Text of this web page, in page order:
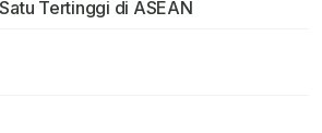
Tertinggi di ASEAN